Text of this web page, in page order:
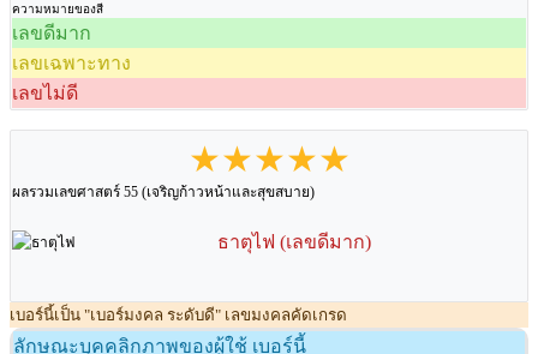
ความหมายของสี
เลขดีมาก
เลขเฉพาะทาง
เลขไม่ดี
★★★★★
ผลรวมเลขศาสตร์ 55 (เจริญก้าวหน้าและสุขสบาย)
ธาตุไฟ (เลขดีมาก)
เบอร์นี้เป็น "เบอร์มงคล ระดับดี" เลขมงคลคัดเกรด
ลักษณะบุคคลิกภาพของผู้ใช้ เบอร์นี้